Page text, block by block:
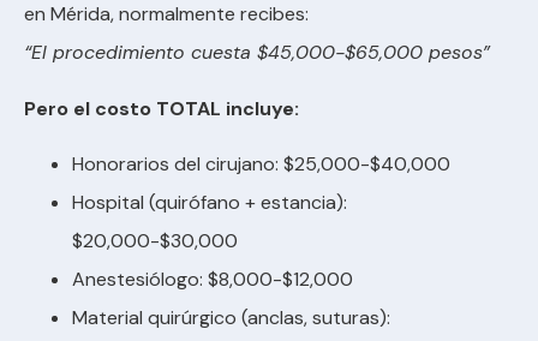
en Mérida, normalmente recibes:
“El procedimiento cuesta $45,000-$65,000 pesos”
Pero el costo TOTAL incluye:
Honorarios del cirujano: $25,000-$40,000
Hospital (quirófano + estancia):
$20,000-$30,000
Anestesiólogo: $8,000-$12,000
Material quirúrgico (anclas, suturas):